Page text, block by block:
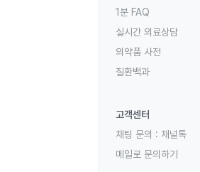
1분 FAQ
실시간 의료상담
의약품 사전
질환백과
고객센터
채팅 문의 : 채널톡
메일로 문의하기